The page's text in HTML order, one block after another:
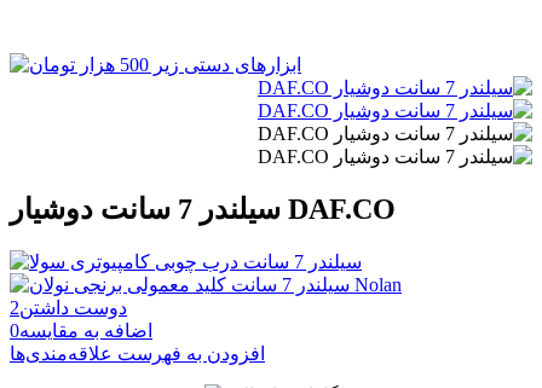
سیلندر 7 سانت دوشیار DAF.CO
دوست داشتن2
اضافه به مقایسه0
افزودن به فهرست علاقه‌مندی‌ها